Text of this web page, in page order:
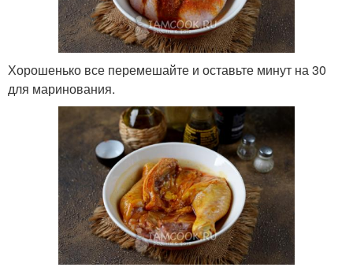
Хорошенько все перемешайте и оставьте минут на 30
для маринования.